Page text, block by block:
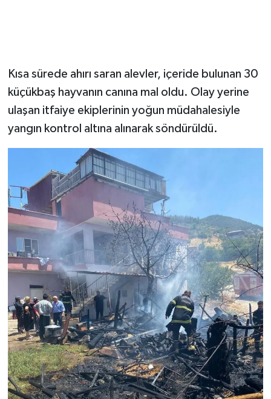
Kısa sürede ahırı saran alevler, içeride bulunan 30
küçükbaş hayvanın canına mal oldu. Olay yerine
ulaşan itfaiye ekiplerinin yoğun müdahalesiyle
yangın kontrol altına alınarak söndürüldü.